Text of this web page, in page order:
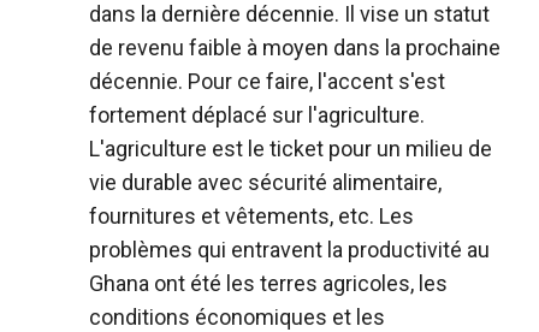
dans la dernière décennie. Il vise un statut
de revenu faible à moyen dans la prochaine
décennie. Pour ce faire, l'accent s'est
fortement déplacé sur l'agriculture.
L'agriculture est le ticket pour un milieu de
vie durable avec sécurité alimentaire,
fournitures et vêtements, etc. Les
problèmes qui entravent la productivité au
Ghana ont été les terres agricoles, les
conditions économiques et les